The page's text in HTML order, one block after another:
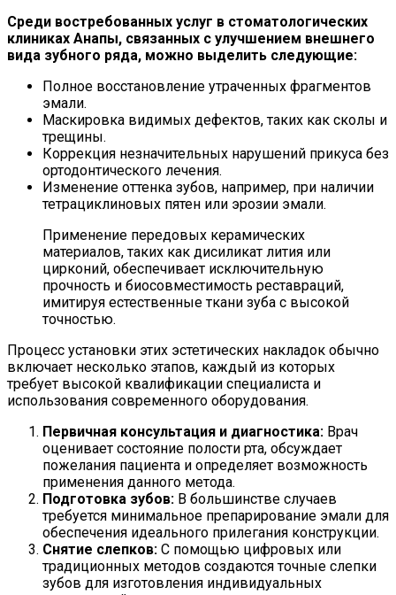
Среди востребованных услуг в стоматологических
клиниках Анапы, связанных с улучшением внешнего
вида зубного ряда, можно выделить следующие:
Полное восстановление утраченных фрагментов
эмали.
Маскировка видимых дефектов, таких как сколы и
трещины.
Коррекция незначительных нарушений прикуса без
ортодонтического лечения.
Изменение оттенка зубов, например, при наличии
тетрациклиновых пятен или эрозии эмали.
Применение передовых керамических
материалов, таких как дисиликат лития или
цирконий, обеспечивает исключительную
прочность и биосовместимость реставраций,
имитируя естественные ткани зуба с высокой
точностью.
Процесс установки этих эстетических накладок обычно
включает несколько этапов, каждый из которых
требует высокой квалификации специалиста и
использования современного оборудования.
Первичная консультация и диагностика: Врач
оценивает состояние полости рта, обсуждает
пожелания пациента и определяет возможность
применения данного метода.
Подготовка зубов: В большинстве случаев
требуется минимальное препарирование эмали для
обеспечения идеального прилегания конструкции.
Снятие слепков: С помощью цифровых или
традиционных методов создаются точные слепки
зубов для изготовления индивидуальных